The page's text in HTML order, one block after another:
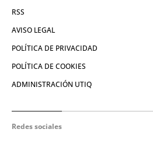
RSS
AVISO LEGAL
POLÍTICA DE PRIVACIDAD
POLÍTICA DE COOKIES
ADMINISTRACIÓN UTIQ
Redes sociales